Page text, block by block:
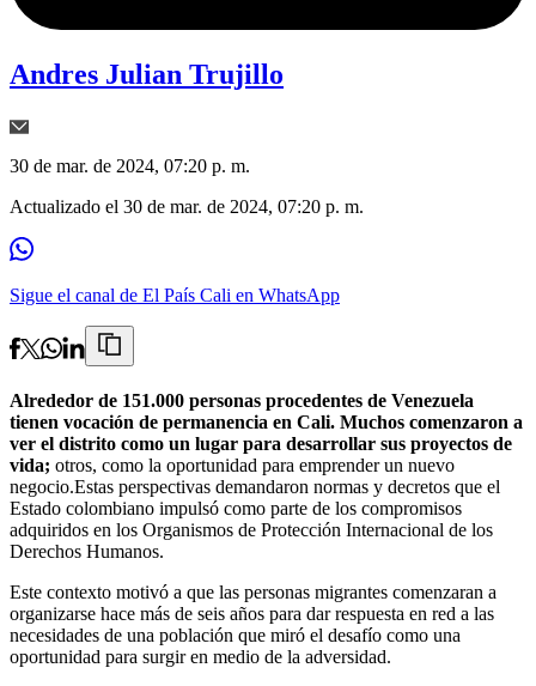
Andres Julian Trujillo
30 de mar. de 2024, 07:20 p. m.
Actualizado el 30 de mar. de 2024, 07:20 p. m.
Sigue el canal de El País Cali en WhatsApp
Alrededor de 151.000 personas procedentes de Venezuela
tienen vocación de permanencia en Cali. Muchos comenzaron a
ver el distrito como un lugar para desarrollar sus proyectos de
vida; otros, como la oportunidad para emprender un nuevo
negocio.Estas perspectivas demandaron normas y decretos que el
Estado colombiano impulsó como parte de los compromisos
adquiridos en los Organismos de Protección Internacional de los
Derechos Humanos.
Este contexto motivó a que las personas migrantes comenzaran a
organizarse hace más de seis años para dar respuesta en red a las
necesidades de una población que miró el desafío como una
oportunidad para surgir en medio de la adversidad.